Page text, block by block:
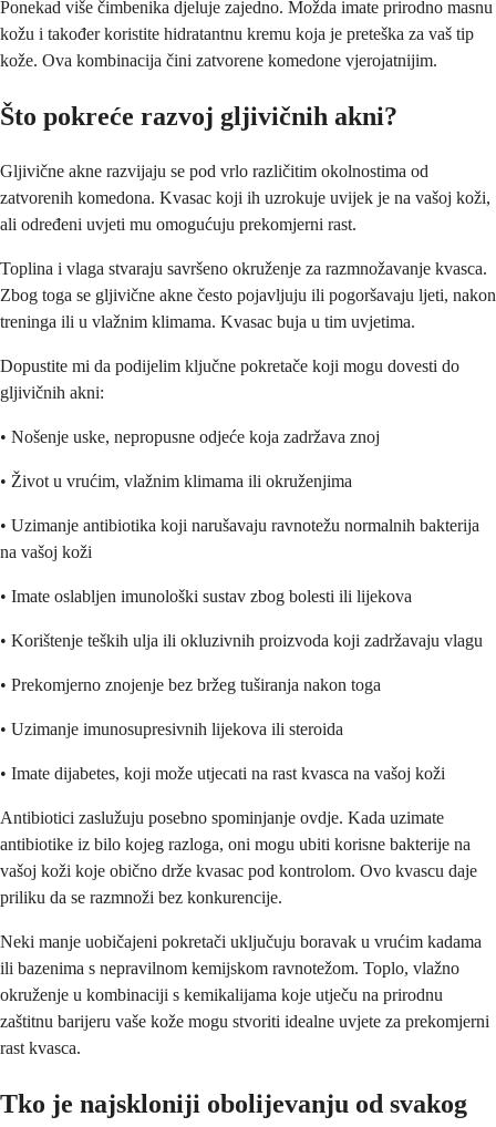
Ponekad više čimbenika djeluje zajedno. Možda imate prirodno masnu
kožu i također koristite hidratantnu kremu koja je preteška za vaš tip
kože. Ova kombinacija čini zatvorene komedone vjerojatnijim.
Što pokreće razvoj gljivičnih akni?
Gljivične akne razvijaju se pod vrlo različitim okolnostima od
zatvorenih komedona. Kvasac koji ih uzrokuje uvijek je na vašoj koži,
ali određeni uvjeti mu omogućuju prekomjerni rast.
Toplina i vlaga stvaraju savršeno okruženje za razmnožavanje kvasca.
Zbog toga se gljivične akne često pojavljuju ili pogoršavaju ljeti, nakon
treninga ili u vlažnim klimama. Kvasac buja u tim uvjetima.
Dopustite mi da podijelim ključne pokretače koji mogu dovesti do
gljivičnih akni:
• Nošenje uske, nepropusne odjeće koja zadržava znoj
• Život u vrućim, vlažnim klimama ili okruženjima
• Uzimanje antibiotika koji narušavaju ravnotežu normalnih bakterija
na vašoj koži
• Imate oslabljen imunološki sustav zbog bolesti ili lijekova
• Korištenje teških ulja ili okluzivnih proizvoda koji zadržavaju vlagu
• Prekomjerno znojenje bez bržeg tuširanja nakon toga
• Uzimanje imunosupresivnih lijekova ili steroida
• Imate dijabetes, koji može utjecati na rast kvasca na vašoj koži
Antibiotici zaslužuju posebno spominjanje ovdje. Kada uzimate
antibiotike iz bilo kojeg razloga, oni mogu ubiti korisne bakterije na
vašoj koži koje obično drže kvasac pod kontrolom. Ovo kvascu daje
priliku da se razmnoži bez konkurencije.
Neki manje uobičajeni pokretači uključuju boravak u vrućim kadama
ili bazenima s nepravilnom kemijskom ravnotežom. Toplo, vlažno
okruženje u kombinaciji s kemikalijama koje utječu na prirodnu
zaštitnu barijeru vaše kože mogu stvoriti idealne uvjete za prekomjerni
rast kvasca.
Tko je najskloniji obolijevanju od svakog